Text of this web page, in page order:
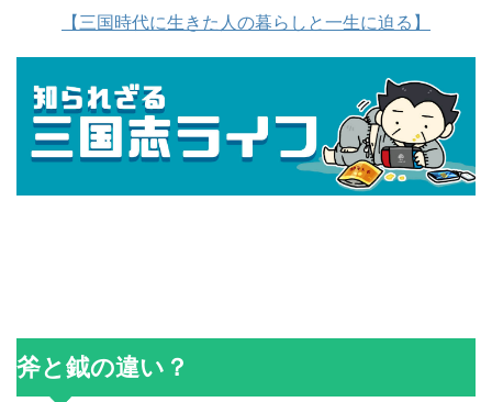
【三国時代に生きた人の暮らしと一生に迫る】
斧と鉞の違い？